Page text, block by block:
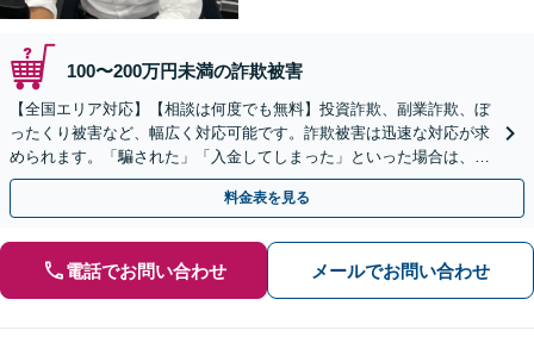
100〜200万円未満の詐欺被害
【全国エリア対応】【相談は何度でも無料】投資詐欺、副業詐欺、ぼ
ったくり被害など、幅広く対応可能です。詐欺被害は迅速な対応が求
められます。「騙された」「入金してしまった」といった場合は、お
早めにご相談ください。【電話・メール・WEB相談可】
料金表を見る
電話でお問い合わせ メールでお問い合わせ